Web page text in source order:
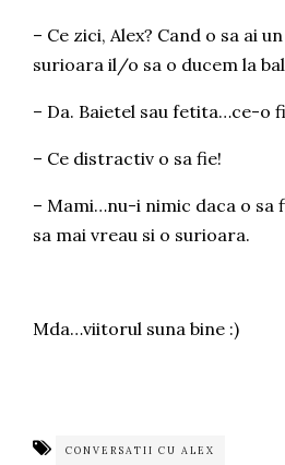
– Ce zici, Alex? Cand o sa ai
surioara il/o sa o ducem la
– Da. Baietel sau fetita…ce-o
– Ce distractiv o sa fie!
– Mami…nu-i nimic daca o sa
sa mai vreau si o surioara.
Mda…viitorul suna bine :)
CONVERSATII CU ALEX